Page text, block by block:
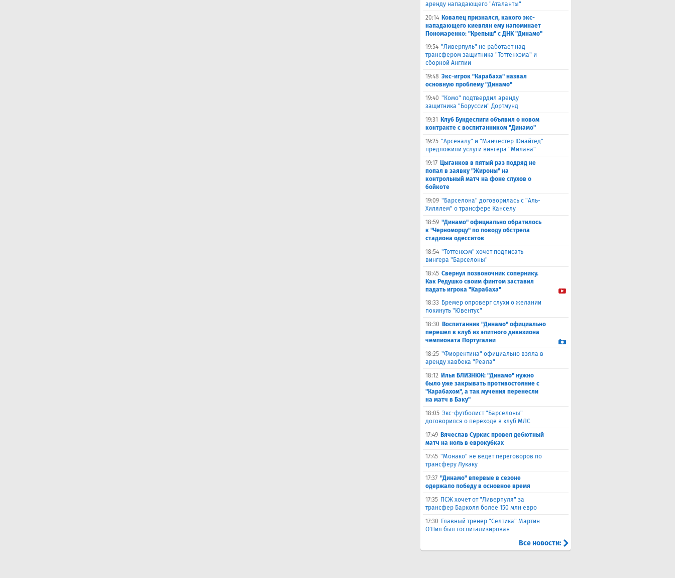
аренду нападающего "Аталанты"
20:14 Ковалец признался, какого экс-
нападающего киевлян ему напоминает
Пономаренко: "Крепыш" с ДНК "Динамо"
19:54 "Ливерпуль" не работает над
трансфером защитника "Тоттенхэма" и
сборной Англии
19:48 Экс-игрок "Карабаха" назвал
основную проблему "Динамо"
19:40 "Комо" подтвердил аренду
защитника "Боруссии" Дортмунд
19:31
Клуб Бундеслиги объявил о новом
контракте с воспитанником "Динамо"
19:25 "Арсеналу" и "Манчестер Юнайтед"
предложили услуги вингера "Милана"
19:17 Цыганков в пятый раз подряд не
попал в заявку "Жироны" на
контрольный матч на фоне слухов о
бойкоте
19:09 "Барселона" договорилась с "Аль-
Хилялем" о трансфере Канселу
18:59 "Динамо" официально обратилось
к "Черноморцу" по поводу обстрела
стадиона одесситов
18:54 "Тоттенхэм" хочет подписать
вингера "Барселоны"
18:45 Свернул позвоночник сопернику.
Как Редушко своим финтом заставил
падать игрока "Карабаха"
18:33 Бремер опроверг слухи о желании
покинуть "Ювентус"
18:30 Воспитанник "Динамо" официально
перешел в клуб из элитного дивизиона
чемпионата Португалии
18:25 "Фиорентина" официально взяла в
аренду хавбека "Реала"
18:12 Илья БЛИЗНЮК: "Динамо" нужно
было уже закрывать противостояние с
"Карабахом", а так мучения перенесли
на матч в Баку"
18:05 Экс-футболист "Барселоны"
договорился о переходе в клуб МЛС
17:49 Вячеслав Суркис провел дебютный
матч на ноль в еврокубках
17:45 "Монако" не ведет переговоров по
трансферу Лукаку
17:37 "Динамо" впервые в сезоне
одержало победу в основное время
17:35 ПСЖ хочет от "Ливерпуля" за
трансфер Барколя более 150 млн евро
17:30 Главный тренер "Селтика" Мартин
О'Нил был госпитализирован
Все новости: